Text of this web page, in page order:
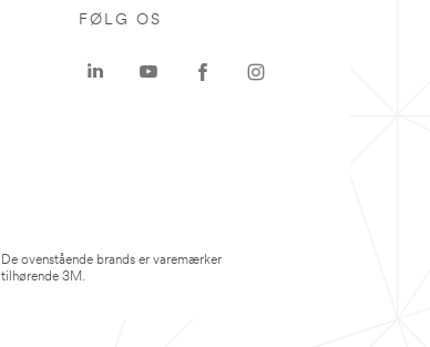
FØLG OS
De ovenstående brands er varemærker
tilhørende 3M.